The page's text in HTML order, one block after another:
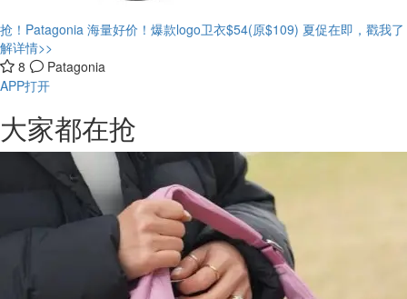
抢！Patagonia 海量好价！爆款logo卫衣$54(原$109) 夏促在即，戳我了
解详情>>
8
Patagonia
APP打开
大家都在抢